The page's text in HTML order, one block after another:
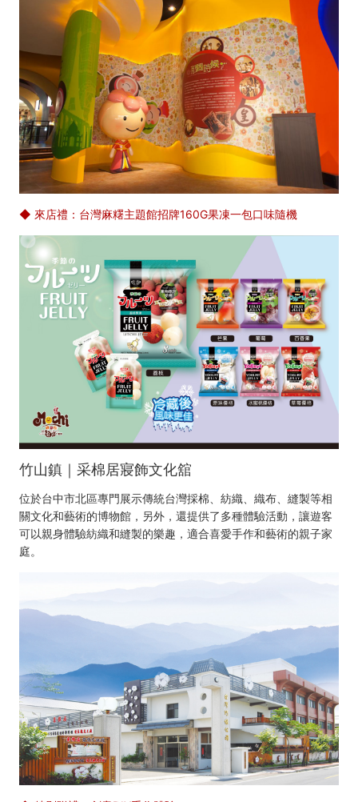
◆ 來店禮：台灣麻糬主題館招牌160G果凍一包口味隨機
竹山鎮｜采棉居寢飾文化舘
位於台中市北區專門展示傳統台灣採棉、紡織、織布、縫製等相
關文化和藝術的博物館，另外，還提供了多種體驗活動，讓遊客
可以親身體驗紡織和縫製的樂趣，適合喜愛手作和藝術的親子家
庭。